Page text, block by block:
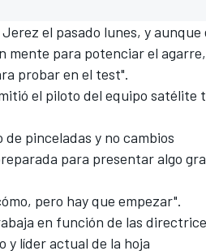
Jerez el pasado lunes, y aunque
mente para potenciar el
probar en el test".
el piloto del equipo satélite
pinceladas y no cambios
para presentar algo
pero hay que empezar".
en función de las
y líder actual de la hoja